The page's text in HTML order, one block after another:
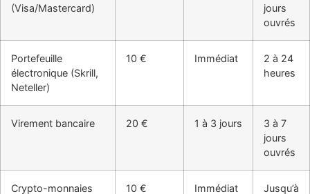
(Visa/Mastercard)
jours
ouvrés
Portefeuille
électronique (Skrill,
Neteller)
10 € Immédiat
2 à 24
heures
Virement bancaire 20 € 1 à 3 jours
3 à 7
jours
ouvrés
Crypto-monnaies
10 €
Immédiat
Jusqu’à